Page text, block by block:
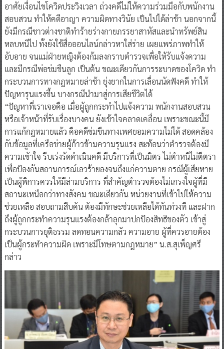
อาศัยเงื่อนไขโควิดประวิงเวลา ถ่วงคดีไม่ให้ความร่วมมือกับพนักงาน
สอบสวน ทำให้คดีอาญา ความผิดทางวินัย เป็นไปได้ล่าช้า นอกจากนี้
ยังมีกรณีชาวต่างชาติทำร้ายร่างกายภรรยาสาหัสและนำทรัพย์สิน
หลบหนีไป ทั้งยังใช้สื่อออนไลน์กล่าวหาใส่ร่าย เผยแพร่ภาพทำให้
อับอาย จนแม่ฝ่ายหญิงต้องก้มลงกราบตำรวจเพื่อให้รับแจ้งความ
และมีกรณีพ่อข่มขืนลูก เป็นต้น ขณะเดียวกันการระบาดของโควิด ทำ
กระบวนการทางกฎหมายล่าช้า ยุ่งยากในการเลื่อนนัดฟังคดี ทำให้
ปัญหารุนแรงขึ้น บางกรณีนำมาสู่การเสียชีวิตได้
​“ปัญหาที่เราเจอคือ เมื่อผู้ถูกกระทำไปแจ้งความ พนักงานสอบสวน
หรือเจ้าหน้าที่รับเรื่องบางคน ยังเข้าใจคลาดเคลื่อน เพราะขณะนี้มี
การแก้กฎหมายแล้ว คือคดีข่มขืนทางเพศยอมความไม่ได้ สอดคล้อง
กับข้อมูลที่เครือข่ายผู้ก้าวข้ามความรุนแรง สะท้อนว่าตำรวจต้องมี
ความเข้าใจ รีบเร่งรัดดำเนินคดี มีบริการที่เป็นมิตร ไม่ตำหนิไม่ตีตรา
เพื่อป้องกันสถานการณ์เลวร้ายลงจนถึงแก่ความตาย กรณีผู้เสียหาย
เป็นผู้พิการควรให้มีล่ามบริการ ที่สำคัญตำรวจต้องไม่เกรงใจผู้ที่มี
สถานะเหนือกว่าทางสังคม ขณะเดียวกัน หน่วยงานที่เข้าไปให้ความ
ช่วยเหลือ สอบถามสืบค้น ต้องมีทักษะช่วยเหลือได้ทันท่วงที และฝาก
ถึงผู้ถูกกระทำความรุนแรงต้องกล้าลุกมาปกป้องสิทธิของตัว เข้าสู่
กระบวนการยุติธรรม ลดทอนความกลัว ความอาย ผู้ที่ควรอายต้อง
เป็นผู้กระทำความผิด เพราะมีโทษตามกฎหมาย” น.ส.สุเพ็ญศรี
กล่าว